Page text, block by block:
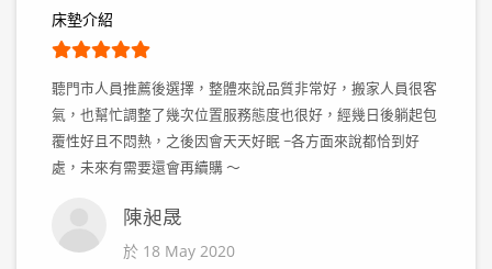
床墊介紹
聽門市人員推薦後選擇，整體來說品質非常好，搬家人員很客
氣，也幫忙調整了幾次位置服務態度也很好，經幾日後躺起包
覆性好且不悶熱，之後因會天天好眠 ~各方面來說都恰到好
處，未來有需要還會再續購 ～
陳昶晟
於 18 May 2020